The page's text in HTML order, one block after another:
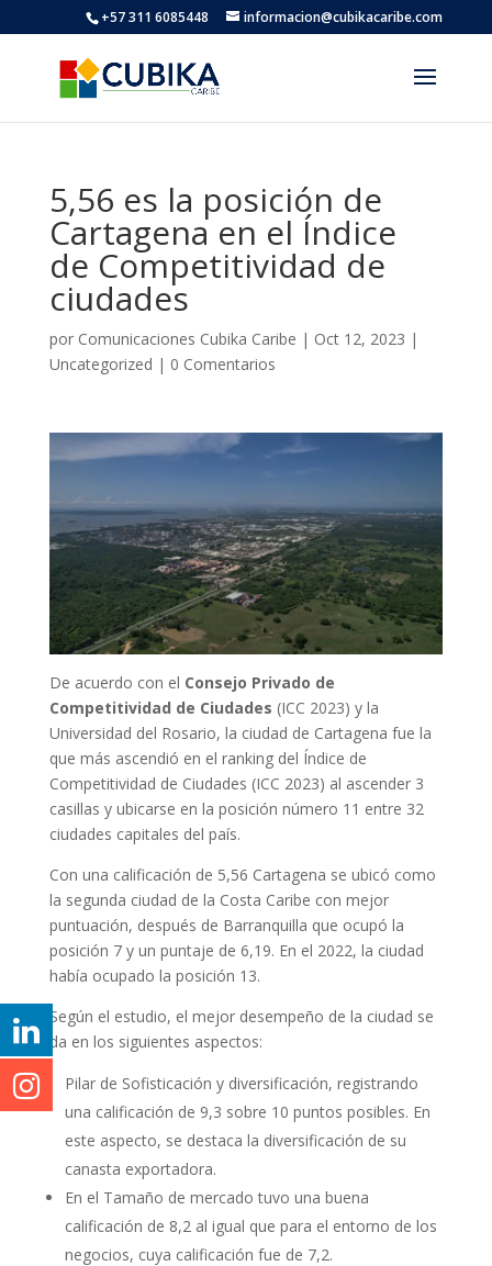
+57 311 6085448 informacion@cubikacaribe.com
5,56 es la posición de
Cartagena en el Índice
de Competitividad de
ciudades
por Comunicaciones Cubika Caribe | Oct 12, 2023 |
Uncategorized | 0 Comentarios
De acuerdo con el Consejo Privado de
Competitividad de Ciudades (ICC 2023) y la
Universidad del Rosario, la ciudad de Cartagena fue la
que más ascendió en el ranking del Índice de
Competitividad de Ciudades (ICC 2023) al ascender 3
casillas y ubicarse en la posición número 11 entre 32
ciudades capitales del país.
Con una calificación de 5,56 Cartagena se ubicó como
la segunda ciudad de la Costa Caribe con mejor
puntuación, después de Barranquilla que ocupó la
posición 7 y un puntaje de 6,19. En el 2022, la ciudad
había ocupado la posición 13.
Según el estudio, el mejor desempeño de la ciudad se
da en los siguientes aspectos:
Pilar de Sofisticación y diversificación, registrando
una calificación de 9,3 sobre 10 puntos posibles. En
este aspecto, se destaca la diversificación de su
canasta exportadora.
En el Tamaño de mercado tuvo una buena
calificación de 8,2 al igual que para el entorno de los
negocios, cuya calificación fue de 7,2.